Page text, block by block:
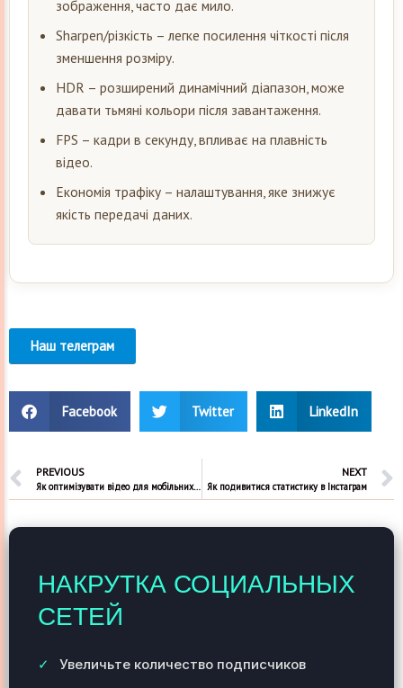
зображення, часто дає мило.
Sharpen/різкість – легке посилення чіткості після
зменшення розміру.
HDR – розширений динамічний діапазон, може
давати тьмяні кольори після завантаження.
FPS – кадри в секунду, впливає на плавність
відео.
Економія трафіку – налаштування, яке знижує
якість передачі даних.
Наш телеграм
Facebook Twitter LinkedIn
PREVIOUS
Як оптимізувати відео для мобільних пристроїв телеграм
NEXT
Як подивитися статистику в Інстаграм
НАКРУТКА СОЦИАЛЬНЫХ
СЕТЕЙ
Увеличьте количество подписчиков